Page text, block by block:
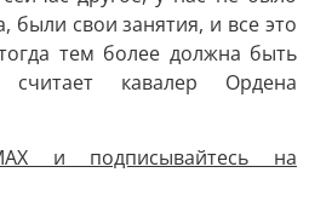
были свои занятия, и все это
тем более должна быть
считает кавалер Ордена
и подписывайтесь на